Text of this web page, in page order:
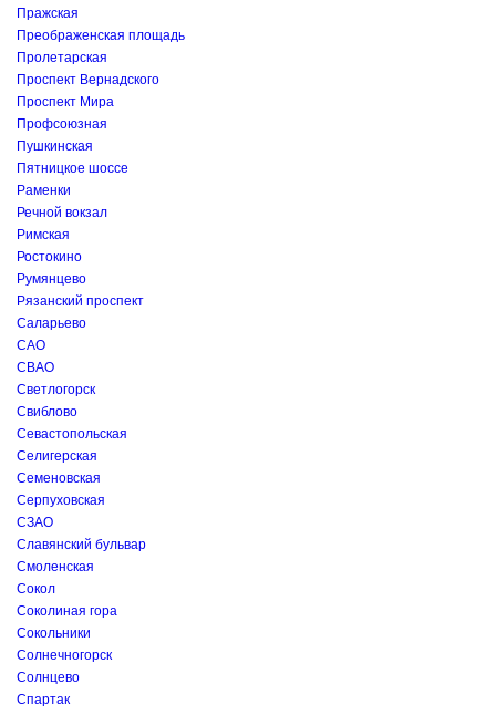
Пражская
Преображенская площадь
Пролетарская
Проспект Вернадского
Проспект Мира
Профсоюзная
Пушкинская
Пятницкое шоссе
Раменки
Речной вокзал
Римская
Ростокино
Румянцево
Рязанский проспект
Саларьево
САО
СВАО
Светлогорск
Свиблово
Севастопольская
Селигерская
Семеновская
Серпуховская
СЗАО
Славянский бульвар
Смоленская
Сокол
Соколиная гора
Сокольники
Солнечногорск
Солнцево
Спартак